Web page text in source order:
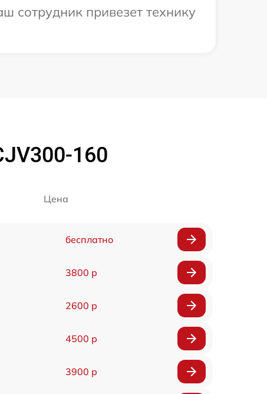
сотрудник привезет технику
160
Цена
бесплатно
3800 р
2600 р
4500 р
3900 р